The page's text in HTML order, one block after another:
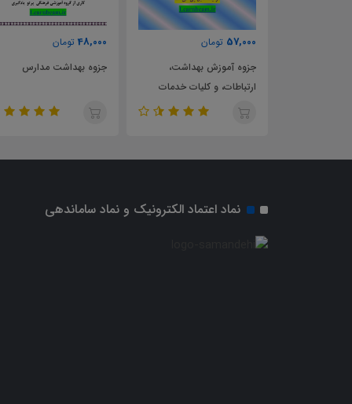
57,000 تومان
جزوه آموزش بهداشت،
ارتباطات، و کلیات خدمات
بهداشتی درمانی
48,000 تومان
جزوه بهداشت مدارس
نماد اعتماد الکترونیک و نماد ساماندهی